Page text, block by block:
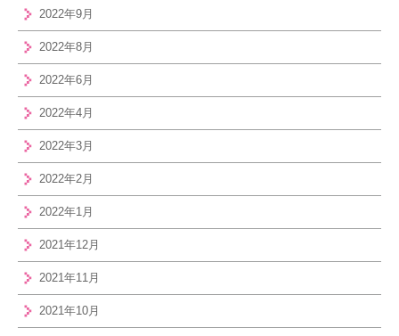
2022年9月
2022年8月
2022年6月
2022年4月
2022年3月
2022年2月
2022年1月
2021年12月
2021年11月
2021年10月